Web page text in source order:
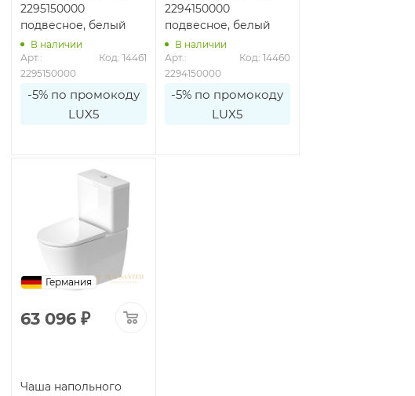
2295150000
подвесное, белый
В наличии
Арт.:
2295150000
Код: 14461
-5% по промокоду
LUX5
2294150000
подвесное, белый
В наличии
Арт.:
2294150000
Код: 14460
-5% по промокоду
LUX5
Германия
63 096 ₽
Чаша напольного